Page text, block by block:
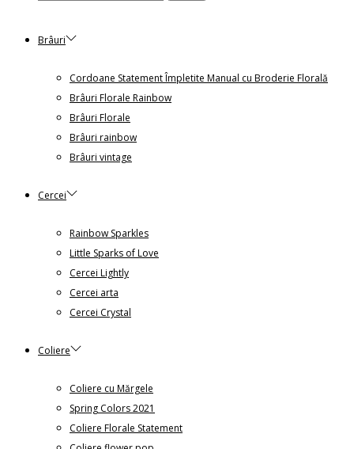
Brâuri
Cordoane Statement Împletite Manual cu Broderie Florală
Brâuri Florale Rainbow
Brâuri Florale
Brâuri rainbow
Brâuri vintage
Cercei
Rainbow Sparkles
Little Sparks of Love
Cercei Lightly
Cercei arta
Cercei Crystal
Coliere
Coliere cu Mărgele
Spring Colors 2021
Coliere Florale Statement